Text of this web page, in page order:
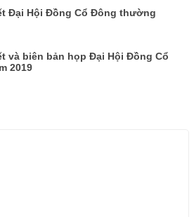
Đại Hội Đồng Cổ Đông thường
và biên bản họp Đại Hội Đồng Cổ
2019